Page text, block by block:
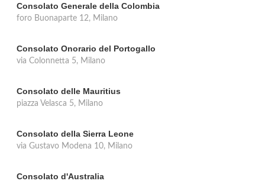
Consolato Generale della Colombia
foro Buonaparte 12, Milano
Consolato Onorario del Portogallo
via Colonnetta 5, Milano
Consolato delle Mauritius
piazza Velasca 5, Milano
Consolato della Sierra Leone
via Gustavo Modena 10, Milano
Consolato d'Australia